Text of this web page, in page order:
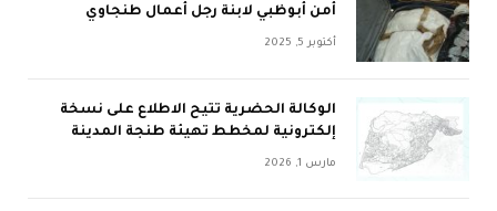
أمن أبوظبي لابنة رجل أعمال طنجاوي
أكتوبر 5, 2025
الوكالة الحضرية تتيح الاطلاع على نسخة
إلكترونية لمخطط تهيئة طنجة المدينة
مارس 1, 2026